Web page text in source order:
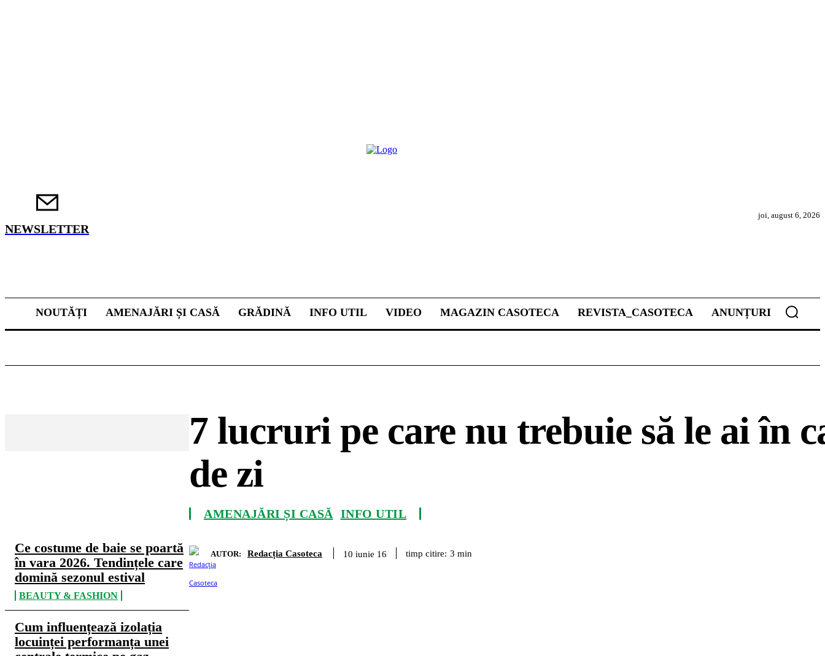
NEWSLETTER
joi, august 6, 2026
NOUTĂȚI AMENAJĂRI ȘI CASĂ GRĂDINĂ INFO UTIL VIDEO MAGAZIN CASOTECA REVISTA_CASOTECA ANUNȚURI
Ce costume de baie se poartă
în vara 2026. Tendințele care
domină sezonul estival
BEAUTY & FASHION
Cum influențează izolația
locuinței performanța unei
7 lucruri pe care nu trebuie să le ai în
de zi
AMENAJĂRI ȘI CASĂ INFO UTIL
AUTOR: Redacția Casoteca 10 iunie 16 timp citire: 3 min